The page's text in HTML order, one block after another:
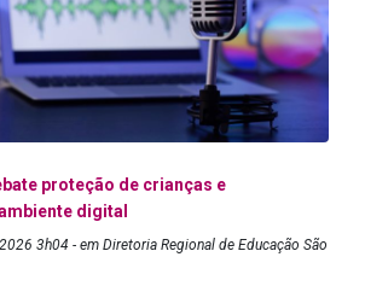
proteção de crianças e
digital
3h04 - em Diretoria Regional de Educação São